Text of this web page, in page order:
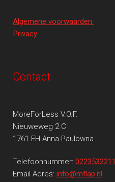
Algemene voorwaarden
Privacy
Contact
MoreForLess V.O.F.
Nieuweweg 2 C
1761 EH Anna Paulowna
Telefoonnummer: 0223532211
Email Adres: info@mflap.nl